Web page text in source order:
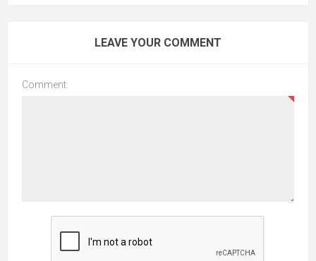
LEAVE YOUR COMMENT
Comment: